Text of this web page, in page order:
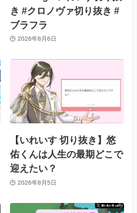
き #クロノヴァ切り抜き #
ブラフラ
2026年8月6日
【いれいす 切り抜き】悠
佑くんは人生の最期どこで
迎えたい？
2026年8月5日